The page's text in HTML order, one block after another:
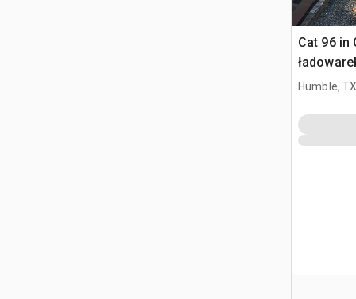
Cat 96 in
Cat
Humble,